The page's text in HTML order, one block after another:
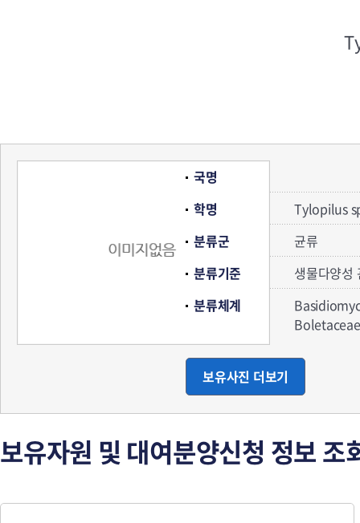
국명
학명
Tylopilus
분류군
균류
분류기준
생물다양성
분류체계
보유사진 더보기
보유자원 및 대여분양신청 정보 조